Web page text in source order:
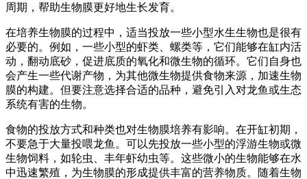
周期，帮助生物膜更好地生长发育。
在培养生物膜的过程中，适当投放一些小型水生生物也是很有
必要的。例如，一些小型的虾类、螺类等，它们能够在缸内活
动，翻动底砂，促进底质的氧化和微生物的循环。它们自身也
会产生一些代谢产物，为其他微生物提供食物来源，加速生物
膜的构建。但要注意选择合适的品种，避免引入对龙鱼或生态
系统有害的生物。
食物的投放方式和种类也对生物膜培养有影响。在开缸初期，
不要急于大量投喂龙鱼。可以先投放一些小型的浮游生物或微
生物饲料，如轮虫、丰年虾幼虫等。这些微小的生物能够在水
中迅速繁殖，为生物膜的形成提供丰富的营养物质。随着生物